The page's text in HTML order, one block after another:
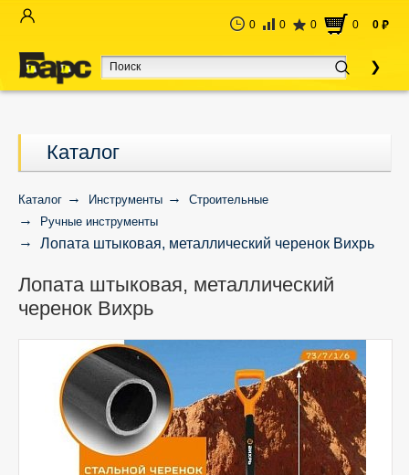
0 0 0 0 0 руб
Каталог
Каталог Инструменты
Строительные
Ручные инструменты
Лопата штыковая, металлический черенок Вихрь
Лопата штыковая, металлический
черенок Вихрь